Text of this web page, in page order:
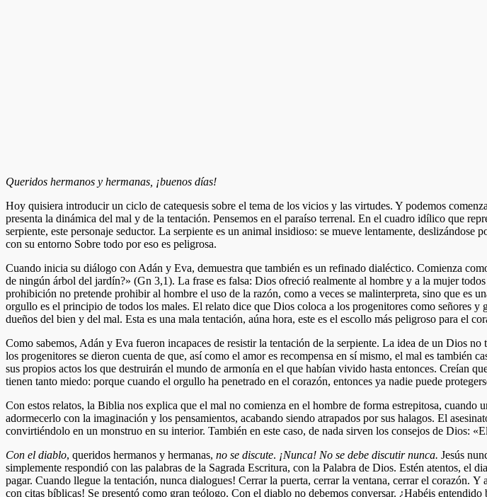
Queridos hermanos y hermanas, ¡buenos días!
Hoy quisiera introducir un ciclo de catequesis sobre el tema de los vicios y las virtudes. Y podemos
presenta la dinámica del mal y de la tentación. Pensemos en el paraíso terrenal. En el cuadro idílico que
serpiente, este personaje seductor. La serpiente es un animal insidioso: se mueve lentamente,
con su entorno Sobre todo por eso es peligrosa.
Cuando inicia su diálogo con Adán y Eva, demuestra que también es un refinado dialéctico. Comienza
de ningún árbol del jardín?» (Gn 3,1). La frase es falsa: Dios ofreció realmente al hombre y a la mujer
prohibición no pretende prohibir al hombre el uso de la razón, como a veces se malinterpreta, sino que es
orgullo es el principio de todos los males. El relato dice que Dios coloca a los progenitores como señores
dueños del bien y del mal. Esta es una mala tentación, aúna hora, este es el escollo más peligroso para el
Como sabemos, Adán y Eva fueron incapaces de resistir la tentación de la serpiente. La idea de un Dios
los progenitores se dieron cuenta de que, así como el amor es recompensa en sí mismo, el mal es también
sus propios actos los que destruirán el mundo de armonía en el que habían vivido hasta entonces. Creían
tienen tanto miedo: porque cuando el orgullo ha penetrado en el corazón, entonces ya nadie puede
Con estos relatos, la Biblia nos explica que el mal no comienza en el hombre de forma estrepitosa, cuando
adormecerlo con la imaginación y los pensamientos, acabando siendo atrapados por sus halagos. El
convirtiéndolo en un monstruo en su interior. También en este caso, de nada sirven los consejos de Dios:
Con el diablo, queridos hermanos y hermanas, no se discute. ¡Nunca! No se debe discutir nunca. Jesús
simplemente respondió con las palabras de la Sagrada Escritura, con la Palabra de Dios. Estén atentos, el
pagar. Cuando llegue la tentación, nunca dialogues! Cerrar la puerta, cerrar la ventana, cerrar el corazón. Y
con citas bíblicas! Se presentó como gran teólogo. Con el diablo no debemos conversar. ¿Habéis